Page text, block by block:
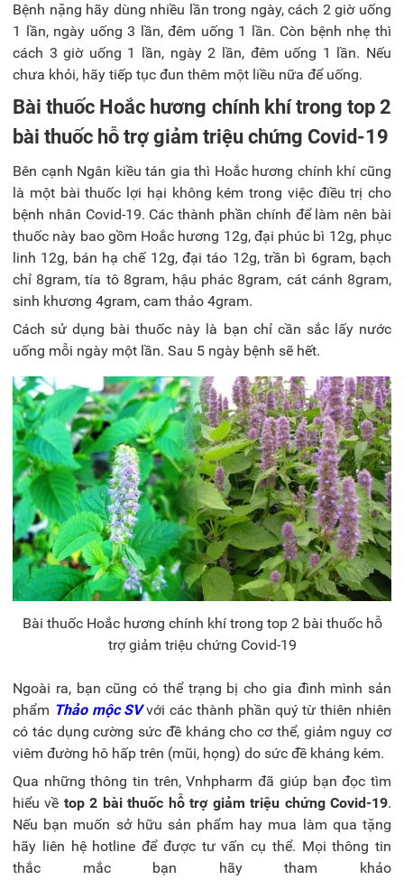
Bệnh nặng hãy dùng nhiều lần trong ngày, cách 2 giờ uống
1 lần, ngày uống 3 lần, đêm uống 1 lần. Còn bệnh nhẹ thì
cách 3 giờ uống 1 lần, ngày 2 lần, đêm uống 1 lần. Nếu
chưa khỏi, hãy tiếp tục đun thêm một liều nữa để uống.
Bài thuốc Hoắc hương chính khí trong top 2
bài thuốc hỗ trợ giảm triệu chứng Covid-19
Bên cạnh Ngân kiều tán gia thì Hoắc hương chính khí cũng
là một bài thuốc lợi hại không kém trong việc điều trị cho
bệnh nhân Covid-19. Các thành phần chính để làm nên bài
thuốc này bao gồm Hoắc hương 12g, đại phúc bì 12g, phục
linh 12g, bán hạ chế 12g, đại táo 12g, trần bì 6gram, bạch
chỉ 8gram, tía tô 8gram, hậu phác 8gram, cát cánh 8gram,
sinh khương 4gram, cam thảo 4gram.
Cách sử dụng bài thuốc này là bạn chỉ cần sắc lấy nước
uống mỗi ngày một lần. Sau 5 ngày bệnh sẽ hết.
Bài thuốc Hoắc hương chính khí trong top 2 bài thuốc hỗ
trợ giảm triệu chứng Covid-19
Ngoài ra, bạn cũng có thể trạng bị cho gia đình mình sản
phẩm Thảo mộc SVvới các thành phần quý từ thiên nhiên
có tác dụng cường sức đề kháng cho cơ thể, giảm nguy cơ
viêm đường hô hấp trên (mũi, họng) do sức đề kháng kém.
Qua những thông tin trên, Vnhpharm đã giúp bạn đọc tìm
hiểu về top 2 bài thuốc hỗ trợ giảm triệu chứng Covid-19.
Nếu bạn muốn sở hữu sản phẩm hay mua làm qua tặng
hãy liên hệ hotline để được tư vấn cụ thể. Mọi thông tin
thắc mắc bạn hãy tham khảo